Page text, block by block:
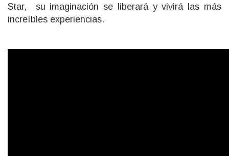
Star, su imaginación se liberará y vivirá las más
increíbles experiencias.